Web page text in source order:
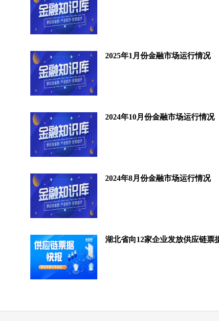
2025年1月份金融市场运行情况
2024年10月份金融市场运行情况
2024年8月份金融市场运行情况